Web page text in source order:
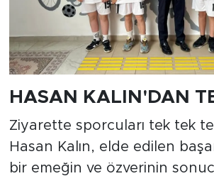
HASAN KALIN'DAN
Ziyarette sporcuları tek tek
Hasan Kalın, elde edilen
bir emeğin ve özverinin